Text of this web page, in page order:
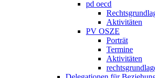
pd oecd
Aktivitäten
PV OSZE
Porträt
Termine
Aktivitäten